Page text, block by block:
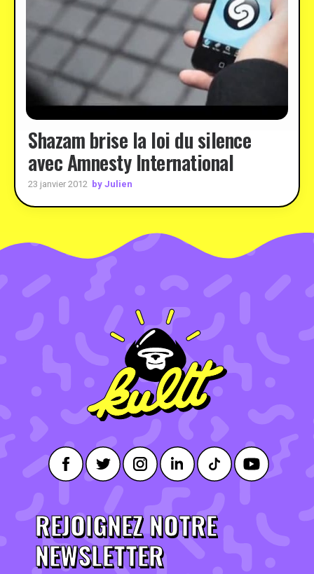
Shazam brise la loi du silence
avec Amnesty International
23 janvier 2012 by Julien
REJOIGNEZ NOTRE
NEWSLETTER